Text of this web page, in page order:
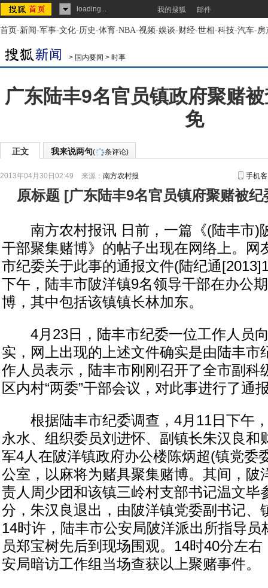
loading... 我的搜狐 邮件
首页-新闻-军事-文化-历史-体育-NBA-视频-娱谈-财经-世相-科技-汽车-房
> 国内要闻 > 时事
广东陆丰9名官员镇政府聚赌
免
正文 我来说两句( 条评论)
2013年04月30日02:49 来源： 南方农村报 手机
原标题 [广东陆丰9名官员镇府聚赌被纪
南方农村报讯 日前，一篇《(陆丰市)
干部聚集赌博》的帖子出现在网络上。网
市纪委关于此事的通报文件(陆纪通
下午，陆丰市陂洋镇9名领导干部在办公
博，其中包括该镇镇长林加东。
4月23日，陆丰市纪委一位工作人员
实，网上出现的上述文件确实是由陆丰市
作人员表示，陆丰市刚刚召开了全市副科
区内村“两委”干部会议，对此事进行了通
根据陆丰市纪委调查，4月11日下午
永水、组织委员刘进怀、副镇长朱汉良和
军4人在陂洋镇政府办公楼陈炳超(镇党委
公室，以麻将为赌具聚集赌博。其间，陂
责人周少团和该镇三岭村支部书记温文毕
分，朱汉良退出，由陂洋镇党委副书记、
14时许，陆丰市公安局陂洋派出所指导员
员郑宝树先后到现场围观。14时40分左
安局暗访工作组当场查获以上聚赌事件。